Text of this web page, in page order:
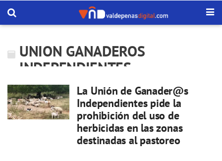
UNION GANADEROS
INDEPENDIENTES
La Unión de Ganader@s
Independientes pide la
prohibición del uso de
herbicidas en las zonas
destinadas al pastoreo